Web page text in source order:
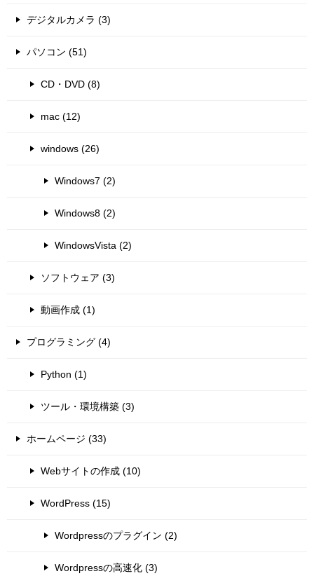
デジタルカメラ (3)
パソコン (51)
CD・DVD (8)
mac (12)
windows (26)
Windows7 (2)
Windows8 (2)
WindowsVista (2)
ソフトウェア (3)
動画作成 (1)
プログラミング (4)
Python (1)
ツール・環境構築 (3)
ホームページ (33)
Webサイトの作成 (10)
WordPress (15)
Wordpressのプラグイン (2)
Wordpressの高速化 (3)